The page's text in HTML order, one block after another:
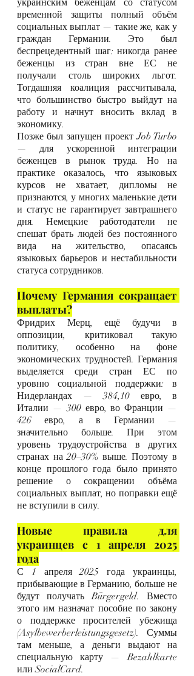
временной защиты полный объём
социальных выплат — такие же, как у
граждан Германии. Это был
беспрецедентный шаг: никогда ранее
беженцы из стран вне ЕС не
получали столь широких льгот.
Тогдашняя коалиция рассчитывала,
что большинство быстро выйдут на
работу и начнут вносить вклад в
экономику.
Позже был запущен проект Job Turbo
— для ускоренной интеграции
беженцев в рынок труда. Но на
практике оказалось, что языковых
курсов не хватает, дипломы не
признаются, у многих маленькие дети
и статус не гарантирует завтрашнего
дня. Немецкие работодатели не
спешат брать людей без постоянного
вида на жительство, опасаясь
языковых барьеров и нестабильности
статуса сотрудников.
Почему Германия сокращает
выплаты?
Фридрих Мерц, ещё будучи в
оппозиции, критиковал такую
политику, особенно на фоне
экономических трудностей. Германия
выделяется среди стран ЕС по
уровню социальной поддержки: в
Нидерландах — 384,10 евро, в
Италии — 300 евро, во Франции —
426 евро, а в Германии —
значительно больше. При этом
уровень трудоустройства в других
странах на 20–30% выше. Поэтому в
конце прошлого года было принято
решение о сокращении объёма
социальных выплат, но поправки ещё
не вступили в силу.
Новые правила для
украинцев с 1 апреля 2025
года
С 1 апреля 2025 года украинцы,
прибывающие в Германию, больше не
будут получать Bürgergeld. Вместо
этого им назначат пособие по закону
о поддержке просителей убежища
(Asylbewerberleistungsgesetz). Суммы
там меньше, а деньги выдают на
специальную карту — Bezahlkarte
или SocialCard.